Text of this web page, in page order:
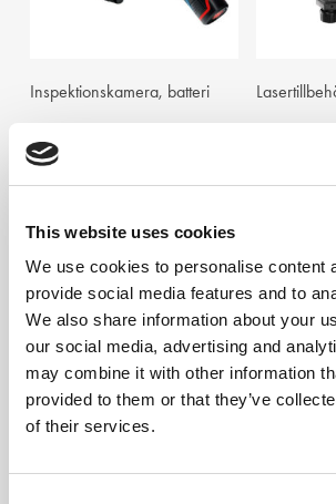
This website uses cookies
We use cookies to personalise content
provide social media features and to
We also share information about your
our social media, advertising and
may combine it with other information
provided to them or that they’ve
of their services.
Inspektionskamera, batteri
Visa
Linjelaser Planlaser